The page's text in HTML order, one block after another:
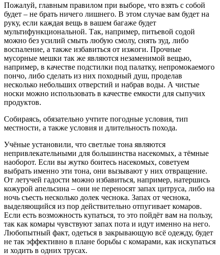
Пожалуй, главным правилом при выборе, что взять с собой
будет – не брать ничего лишнего. В этом случае вам будет на
руку, если каждая вещь в вашем багаже будет
мультифункциональной. Так, например, питьевой содой
можно без усилий смыть любую смолу, снять зуд, либо
воспаление, а также избавиться от изжоги. Прочные
мусорные мешки так же являются незаменимой вещью,
например, в качестве подстилки под палатку, непромокаемого
пончо, либо сделать из них походный душ, проделав
несколько небольших отверстий и набрав воды. А чистые
носки можно использовать в качестве емкости для сыпучих
продуктов.
Собираясь, обязательно учтите погодные условия, тип
местности, а также условия и длительность похода.
Учёные установили, что светлые тона являются
непривлекательными для большинства насекомых, а тёмные
наоборот. Если вы жутко боитесь насекомых, советуем
выбрать именно эти тона, они вызывают у них отвращение.
От летучей гадости можно избавиться, например, натершись
кожурой апельсина – они не переносят запах цитруса, либо на
ночь съесть несколько долек чеснока. Запах от чеснока,
выделяющийся из пор действительно отпугивает комаров.
Если есть возможность купаться, то это пойдёт вам на пользу,
так как комары чувствуют запах пота и идут именно на него.
Любопытный факт, одеться в закрывающую всё одежду, будет
не так эффективно в плане борьбы с комарами, как искупаться
и ходить в одних трусах.